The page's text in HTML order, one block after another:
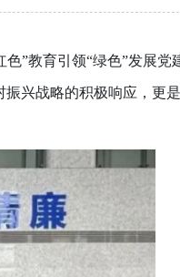
”教育引领“绿色”发展
兴战略的积极响应，更